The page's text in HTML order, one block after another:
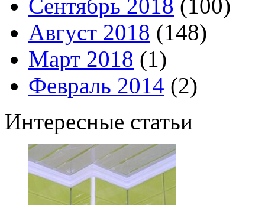
Сентябрь 2018 (100)
Август 2018 (148)
Март 2018 (1)
Февраль 2014 (2)
Интересные статьи